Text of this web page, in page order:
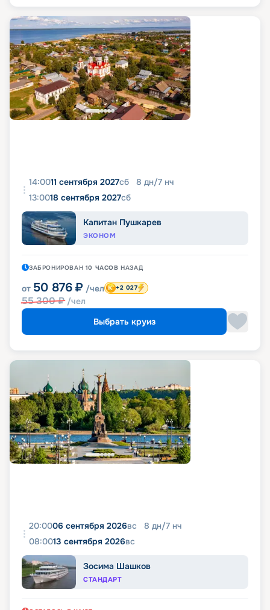
14:0011 сентября 2027сб 8 дн/7 нч
13:0018 сентября 2027сб
Капитан Пушкарев
ЭКОНОМ
ЗАБРОНИРОВАН 10 ЧАСОВ НАЗАД
от 50 876 ₽ /чел
55 300₽ /чел
+2 027
Выбрать круиз
20:0006 сентября 2026вс 8 дн/7 нч
08:0013 сентября 2026вс
Зосима Шашков
СТАНДАРТ